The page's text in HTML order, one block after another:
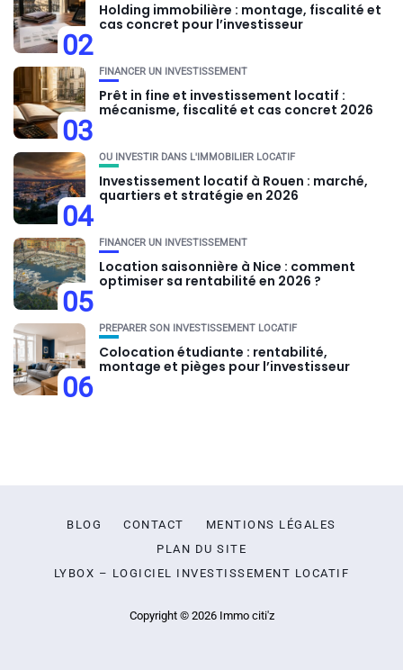
02
Holding immobilière : montage, fiscalité et
cas concret pour l’investisseur
03
FINANCER UN INVESTISSEMENT
Prêt in fine et investissement locatif :
mécanisme, fiscalité et cas concret 2026
04
OU INVESTIR DANS L'IMMOBILIER LOCATIF
Investissement locatif à Rouen : marché,
quartiers et stratégie en 2026
05
FINANCER UN INVESTISSEMENT
Location saisonnière à Nice : comment
optimiser sa rentabilité en 2026 ?
06
PRÉPARER SON INVESTISSEMENT LOCATIF
Colocation étudiante : rentabilité,
montage et pièges pour l’investisseur
BLOG CONTACT
MENTIONS LÉGALES
PLAN DU SITE
LYBOX – LOGICIEL INVESTISSEMENT LOCATIF
Copyright © 2026 Immo citi'z